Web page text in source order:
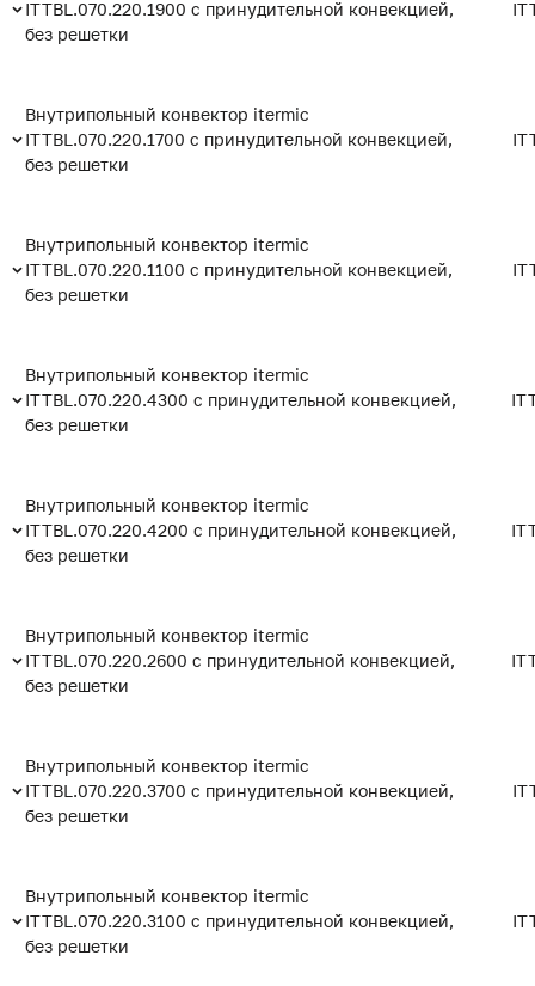
ITTBL.070.220.1900 с принудительной конвекцией,
без решетки
Внутрипольный конвектор itermic
ITTBL.070.220.1700 с принудительной конвекцией,
без решетки
Внутрипольный конвектор itermic
ITTBL.070.220.1100 с принудительной конвекцией,
без решетки
Внутрипольный конвектор itermic
ITTBL.070.220.4300 с принудительной конвекцией,
без решетки
Внутрипольный конвектор itermic
ITTBL.070.220.4200 с принудительной конвекцией,
без решетки
Внутрипольный конвектор itermic
ITTBL.070.220.2600 с принудительной конвекцией,
без решетки
Внутрипольный конвектор itermic
ITTBL.070.220.3700 с принудительной конвекцией,
без решетки
Внутрипольный конвектор itermic
ITTBL.070.220.3100 с принудительной конвекцией,
без решетки